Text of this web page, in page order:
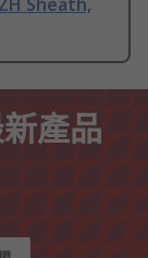
Sheath,
產品